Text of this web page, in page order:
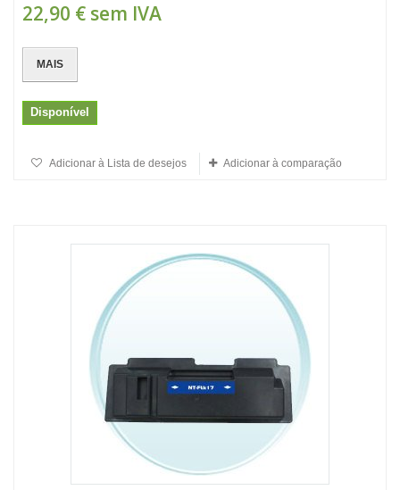
22,90 € sem IVA
MAIS
Disponível
Adicionar à Lista de desejos Adicionar à comparação